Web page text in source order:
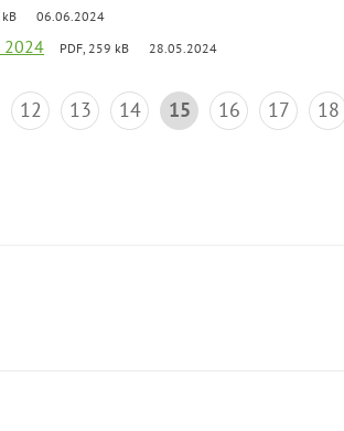
06.06.2024
2024 PDF, 259 kB 28.05.2024
12 13 14 15 16 17 18